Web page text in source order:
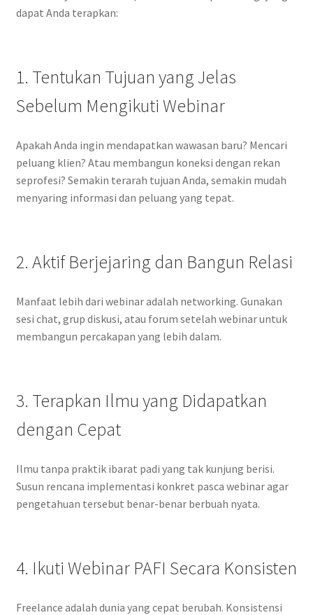
dapat Anda terapkan:
1. Tentukan Tujuan yang Jelas
Sebelum Mengikuti Webinar
Apakah Anda ingin mendapatkan wawasan baru? Mencari
peluang klien? Atau membangun koneksi dengan rekan
seprofesi? Semakin terarah tujuan Anda, semakin mudah
menyaring informasi dan peluang yang tepat.
2. Aktif Berjejaring dan Bangun Relasi
Manfaat lebih dari webinar adalah networking. Gunakan
sesi chat, grup diskusi, atau forum setelah webinar untuk
membangun percakapan yang lebih dalam.
3. Terapkan Ilmu yang Didapatkan
dengan Cepat
Ilmu tanpa praktik ibarat padi yang tak kunjung berisi.
Susun rencana implementasi konkret pasca webinar agar
pengetahuan tersebut benar-benar berbuah nyata.
4. Ikuti Webinar PAFI Secara Konsisten
Freelance adalah dunia yang cepat berubah. Konsistensi